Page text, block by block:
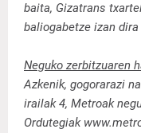
baita, Gizatrans
baliogabetze izan dira
Neguko zerbitzuaren
Azkenik, gogorarazi
irailak 4, Metroak
Ordutegiak